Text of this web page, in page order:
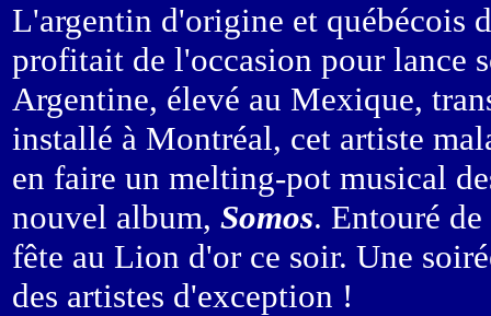
L'argentin d'origine et québécois
profitait de l'occasion pour lance
Argentine, élevé au Mexique,
installé à Montréal, cet artiste
en faire un melting-pot musical
nouvel album, Somos. Entouré
fête au Lion d'or ce soir. Une
des artistes d'exception !